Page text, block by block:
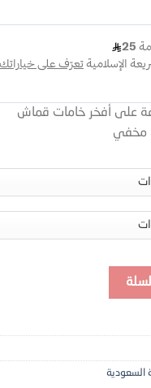
على أفخر خامات قماش
مخفي
السعودية